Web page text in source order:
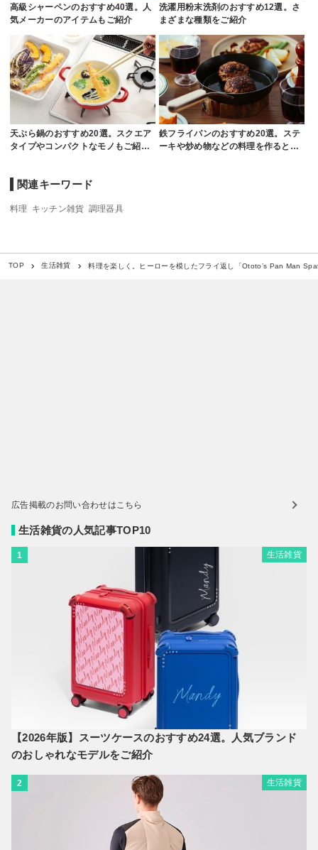
高級シャーペンのおすすめ40選。人
気メーカーのアイテムもご紹介
洗濯用粉末洗剤のおすすめ12選。さ
まざまな種類をご紹介
天ぷら鍋のおすすめ20選。スクエア
タイプやコンパクトなモノもご紹…
鉄フライパンのおすすめ20選。ステ
ーキや炒め物などの料理を作ると…
関連キーワード
料理 キッチン雑貨 調理器具
TOP 生活雑貨 料理を楽しく。ヒーローを模したフライ返し「Ototo’s Pan Man
広告掲載のお問い合わせはこちら
生活雑貨の人気記事TOP10
1 生活雑貨
【2026年版】スーツケースのおすすめ24選。人気ブランド
のおしゃれなモデルをご紹介
2 生活雑貨